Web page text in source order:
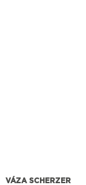
VÁZA SCHERZER